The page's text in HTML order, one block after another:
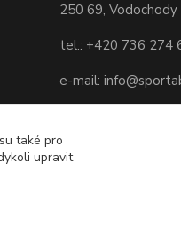
250 69, Vodochody
tel.: +420 736 274
e-mail:
také pro
upravit